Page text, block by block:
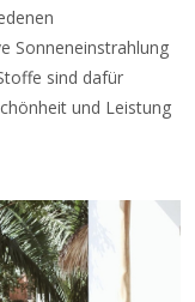
Sonneneinstrahlung
sind dafür
und Leistung